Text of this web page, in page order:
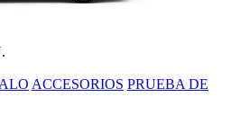
ACCESORIOS PRUEBA DE